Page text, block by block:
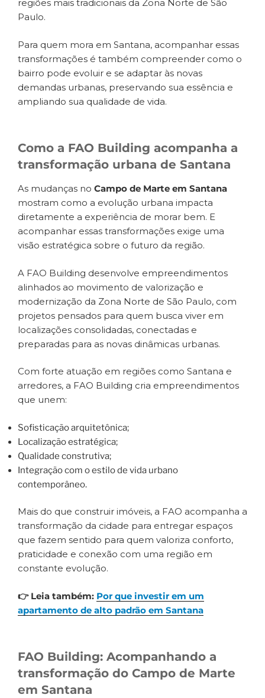
regiões mais tradicionais da Zona Norte de São
Paulo.
Para quem mora em Santana, acompanhar essas
transformações é também compreender como o
bairro pode evoluir e se adaptar às novas
demandas urbanas, preservando sua essência e
ampliando sua qualidade de vida.
Como a FAO Building acompanha a
transformação urbana de Santana
As mudanças no Campo de Marte em Santana
mostram como a evolução urbana impacta
diretamente a experiência de morar bem. E
acompanhar essas transformações exige uma
visão estratégica sobre o futuro da região.
A FAO Building desenvolve empreendimentos
alinhados ao movimento de valorização e
modernização da Zona Norte de São Paulo, com
projetos pensados para quem busca viver em
localizações consolidadas, conectadas e
preparadas para as novas dinâmicas urbanas.
Com forte atuação em regiões como Santana e
arredores, a FAO Building cria empreendimentos
que unem:
Sofisticação arquitetônica;
Localização estratégica;
Qualidade construtiva;
Integração com o estilo de vida urbano
contemporâneo.
Mais do que construir imóveis, a FAO acompanha a
transformação da cidade para entregar espaços
que fazem sentido para quem valoriza conforto,
praticidade e conexão com uma região em
constante evolução.
👉 Leia também: Por que investir em um
apartamento de alto padrão em Santana
FAO Building: Acompanhando a
transformação do Campo de Marte
em Santana